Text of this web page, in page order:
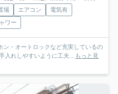
場 エアコン
電気有
ワー
ン・オートロックなど充実しているの
入れしやすいように工夫... もっと見